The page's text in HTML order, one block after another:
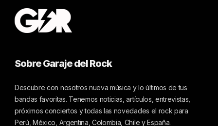
Sobre Garaje del Rock
Descubre con nosotros nueva música y lo últimos de tus
bandas favoritas. Tenemos noticias, artículos, entrevistas,
próximos conciertos y todas las novedades el rock para
Perú, México, Argentina, Colombia, Chile y España.